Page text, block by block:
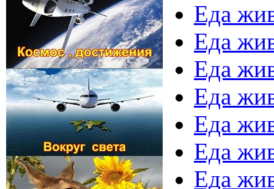
Еда
Еда
Еда
Еда
Еда
Еда
Еда